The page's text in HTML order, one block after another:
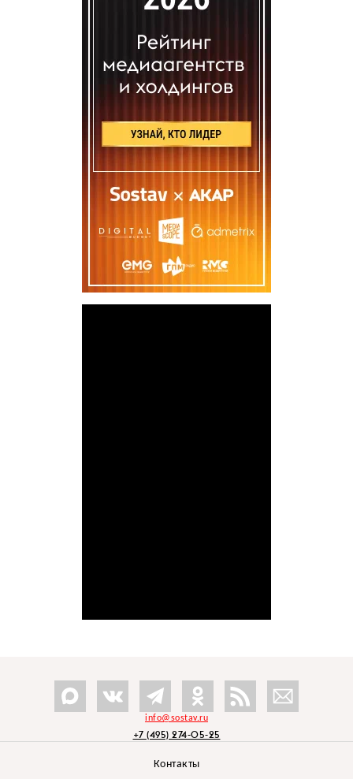
info@sostav.ru
+7 (495) 274-05-25
Контакты